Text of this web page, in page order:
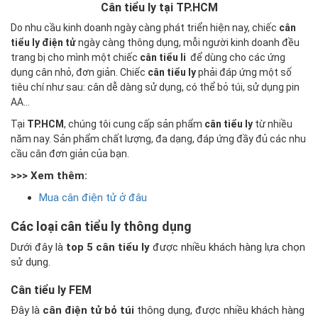
Cân tiểu ly tại TP.HCM
Do nhu cầu kinh doanh ngày càng phát triển hiện nay, chiếc cân
tiểu ly điện tửngày càng thông dụng, mỗi người kinh doanh đều
trang bị cho mình một chiếc cân tiểu li để dùng cho các ứng
dụng cân nhỏ, đơn giản. Chiếc cân tiểu lyphải đáp ứng một số
tiêu chí như sau: cân dễ dàng sử dụng, có thể bỏ túi, sử dụng pin
AA...
Tại TP.HCM, chúng tôi cung cấp sản phẩm cân tiểu ly từ nhiều
năm nay. Sản phẩm chất lượng, đa dạng, đáp ứng đầy đủ các nhu
cầu cân đơn giản của bạn.
>>> Xem thêm:
Mua cân điện tử ở đâu
Các loại cân tiểu ly thông dụng
Dưới đây là top 5 cân tiểu ly được nhiều khách hàng lựa chọn
sử dụng.
Cân tiểu ly FEM
Đây là cân điện tử bỏ túi thông dụng, được nhiều khách hàng